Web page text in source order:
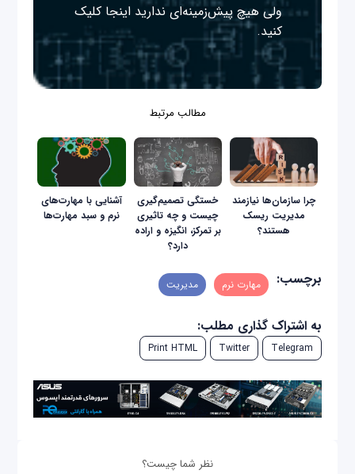
ولی هیچ پیش‌زمینه‌ای نداریداینجا کلیک
کنید.
مطالب مرتبط
چرا سازمان‌ها نیازمند
مدیریت ریسک
هستند؟
خستگی تصمیم‌گیری
چیست و چه تاثیری
بر تمرکز، انگیزه و اراده
دارد؟
آشنایی با مهارت‌های
نرم و سبد مهارت‌ها
برچسب: مهارت نرم مدیریت
به اشتراک گذاری مطلب:
Telegram
Twitter
Print HTML
نظر شما چیست؟